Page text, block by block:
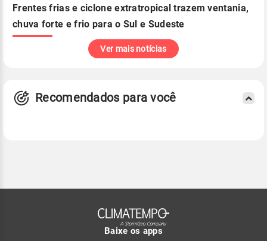
Frentes frias e ciclone extratropical trazem ventania,
chuva forte e frio para o Sul e Sudeste
Ver mais notícias
Recomendados para você
Baixe os apps